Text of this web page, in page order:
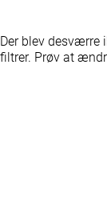
Der blev desværre
filtrer. Prøv at